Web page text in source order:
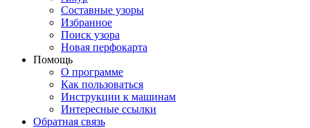
Составные узоры
Избранное
Поиск узора
Новая перфокарта
Помощь
О программе
Как пользоваться
Инструкции к машинам
Интересные ссылки
Обратная связь